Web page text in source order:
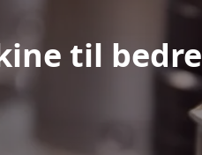
til bedre